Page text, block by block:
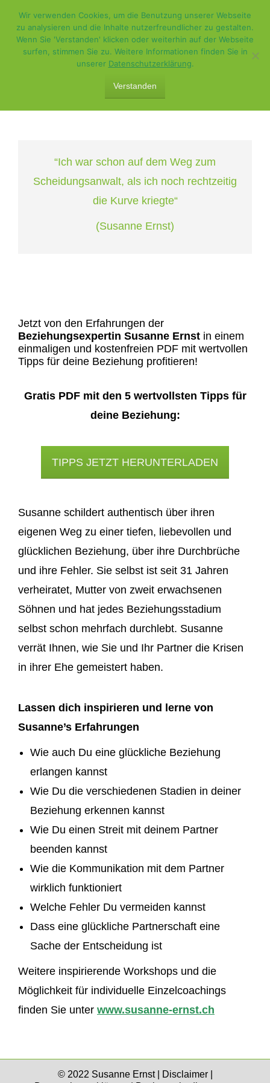
DEIN GESCHENK PDF
“Ich war schon auf dem Weg zum
Scheidungsanwalt, als ich noch rechtzeitig
die Kurve kriegte“
(Susanne Ernst)
Jetzt von den Erfahrungen der
Beziehungsexpertin Susanne Ernst in einem
einmaligen und kostenfreien PDF mit wertvollen
Tipps für deine Beziehung profitieren!
Gratis PDF mit den 5 wertvollsten Tipps für
deine Beziehung:
TIPPS JETZT HERUNTERLADEN
Susanne schildert authentisch über ihren
eigenen Weg zu einer tiefen, liebevollen und
glücklichen Beziehung, über ihre Durchbrüche
und ihre Fehler. Sie selbst ist seit 31 Jahren
verheiratet, Mutter von zweit erwachsenen
Söhnen und hat jedes Beziehungsstadium
selbst schon mehrfach durchlebt. Susanne
verrät Ihnen, wie Sie und Ihr Partner die Krisen
in ihrer Ehe gemeistert haben.
Lassen dich inspirieren und lerne von
Susanne’s Erfahrungen
Wie auch Du eine glückliche Beziehung
erlangen kannst
Wie Du die verschiedenen Stadien in deiner
Beziehung erkennen kannst
Wie Du einen Streit mit deinem Partner
beenden kannst
Wie die Kommunikation mit dem Partner
wirklich funktioniert
Welche Fehler Du vermeiden kannst
Dass eine glückliche Partnerschaft eine
Sache der Entscheidung ist
Weitere inspirierende Workshops und die
Möglichkeit für individuelle Einzelcoachings
finden Sie unter www.susanne-ernst.ch
© 2022 Susanne Ernst | Disclaimer|
Wir verwenden Cookies, um die Benutzung unserer Webseite
zu analysieren und die Inhalte nutzerfreundlicher zu gestalten.
Wenn Sie 'Verstanden' klicken oder weiterhin auf der Webseite
surfen, stimmen Sie zu. Weitere Informationen finden Sie in
unserer Datenschutzerklärung.
Verstanden